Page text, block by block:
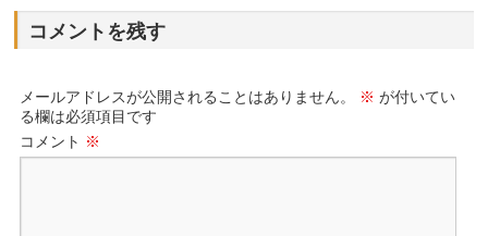
コメントを残す
メールアドレスが公開されることはありません。 ※ が付いてい
る欄は必須項目です
コメント ※